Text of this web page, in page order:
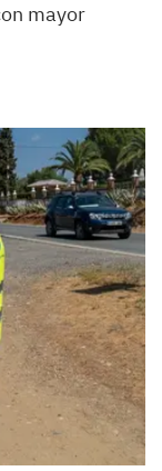
mayor